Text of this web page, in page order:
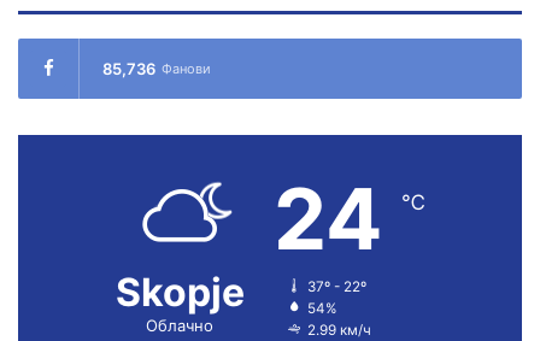
85,736 Фанови
Skopje
Облачно
24 ℃
37º - 22º
54%
2.99 км/ч